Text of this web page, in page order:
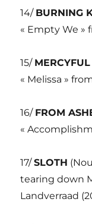
14/ BURNING
« Empty We »
15/ MERCYFUL
« Melissa »
16/ FROM
«
17/SLOTH
tearing down
Landverraad